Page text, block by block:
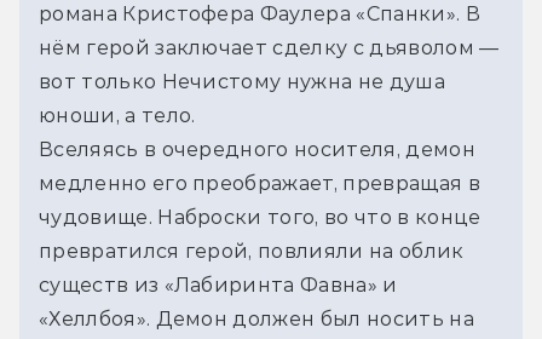
романа Кристофера Фаулера «Спанки». В
нём герой заключает сделку с дьяволом —
вот только Нечистому нужна не душа
юноши, а тело.
Вселяясь в очередного носителя, демон
медленно его преображает, превращая в
чудовище. Наброски того, во что в конце
превратился герой, повлияли на облик
существ из «Лабиринта Фавна» и
«Хеллбоя». Демон должен был носить на